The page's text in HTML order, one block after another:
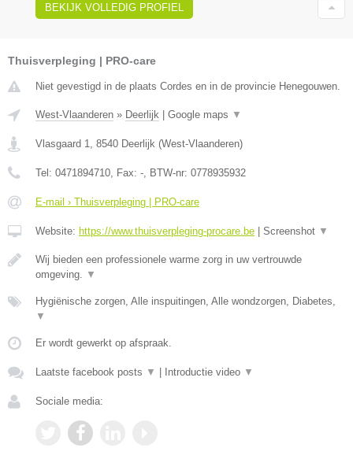
BEKIJK VOLLEDIG PROFIEL
Thuisverpleging | PRO-care
Niet gevestigd in de plaats Cordes en in de provincie Henegouwen.
West-Vlaanderen » Deerlijk | Google maps ▼
Vlasgaard 1 8540 Deerlijk (West-Vlaanderen)
Tel: 0471894710 , Fax: - , BTW-nr: 0778935932
E-mail › Thuisverpleging | PRO-care
Website: https://www.thuisverpleging-procare.be | Screenshot ▼
Wij bieden een professionele warme zorg in uw vertrouwde
omgeving.
▼
Hygiënische zorgen, Alle inspuitingen, Alle wondzorgen, Diabetes,
▼
Er wordt gewerkt op afspraak.
Laatste facebook posts ▼ | Introductie video ▼
Sociale media: